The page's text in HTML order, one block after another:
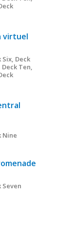
virtuel
Six, Deck
Ten,
Nine
Seven